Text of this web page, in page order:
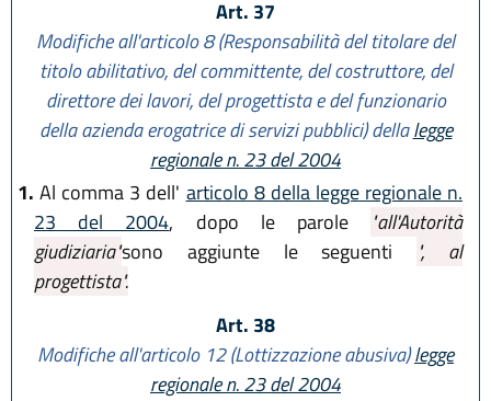
Art. 37
Modifiche all'articolo 8 (Responsabilità del titolare del
titolo abilitativo, del committente, del costruttore, del
direttore dei lavori, del progettista e del funzionario
della azienda erogatrice di servizi pubblici) dellalegge
regionale n. 23 del 2004
1. Al comma 3 dell' articolo 8 della legge regionale n.
23 del 2004, dopo le parole
"all'Autorità
giudiziaria"sono aggiunte le seguenti
", al
progettista".
Art. 38
Modifiche all'articolo 12 (Lottizzazione abusiva)legge
regionale n. 23 del 2004